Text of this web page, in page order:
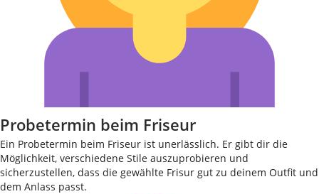
Probetermin beim Friseur
Ein Probetermin beim Friseur ist unerlässlich. Er gibt dir die
Möglichkeit, verschiedene Stile auszuprobieren und
sicherzustellen, dass die gewählte Frisur gut zu deinem Outfit und
dem Anlass passt.